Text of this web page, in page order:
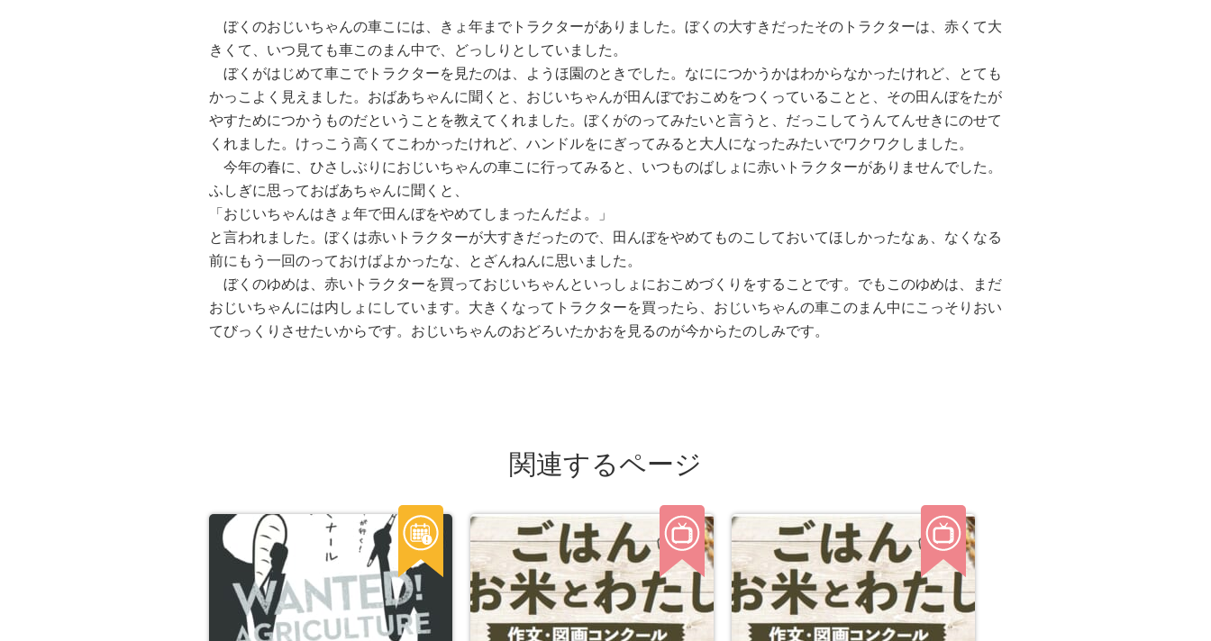
ぼくのおじいちゃんの車こには、きょ年までトラクターがありました。ぼくの大すきだったそのトラクターは、赤くて大
きくて、いつ見ても車このまん中で、どっしりとしていました。
ぼくがはじめて車こでトラクターを見たのは、ようほ園のときでした。なににつかうかはわからなかったけれど、とても
かっこよく見えました。おばあちゃんに聞くと、おじいちゃんが田んぼでおこめをつくっていることと、その田んぼをたが
やすためにつかうものだということを教えてくれました。ぼくがのってみたいと言うと、だっこしてうんてんせきにのせて
くれました。けっこう高くてこわかったけれど、ハンドルをにぎってみると大人になったみたいでワクワクしました。
今年の春に、ひさしぶりにおじいちゃんの車こに行ってみると、いつものばしょに赤いトラクターがありませんでした。
ふしぎに思っておばあちゃんに聞くと、
「おじいちゃんはきょ年で田んぼをやめてしまったんだよ。」
と言われました。ぼくは赤いトラクターが大すきだったので、田んぼをやめてものこしておいてほしかったなぁ、なくなる
前にもう一回のっておけばよかったな、とざんねんに思いました。
ぼくのゆめは、赤いトラクターを買っておじいちゃんといっしょにおこめづくりをすることです。でもこのゆめは、まだ
おじいちゃんには内しょにしています。大きくなってトラクターを買ったら、おじいちゃんの車このまん中にこっそりおい
てびっくりさせたいからです。おじいちゃんのおどろいたかおを見るのが今からたのしみです。
関連するページ